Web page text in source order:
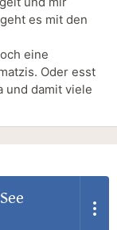
es mit den
eine
Oder esst
und damit viele